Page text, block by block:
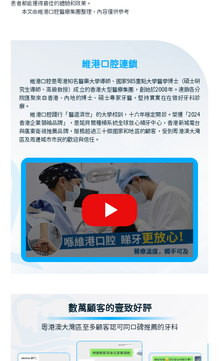
患者都能獲得最佳的體驗和效果。
本文由維港口腔醫療集團整理，內容僅供參考
維港口腔連鎖
維港口腔是粵港知名醫藥大學導師、國家985重點大學醫學博士（碩士研
究生導師、高級教授）成立的香港大型醫療集團，創始於2008年。連鎖各分
院匯聚來自香港、內地的博士、碩士專家牙醫，堅持實實在在做好牙科診
療。
維港口腔踐行「醫道濟世」的大學校訓，十六年穩定開診。榮獲「2024
香港企業領袖品牌」，是諾貝爾種植系統全球放心植牙中心，香港新城電台
與廣東衛視推薦品牌，服務超過三十個國家和地區的顧客，受到粵港澳大灣
區及周邊城市市民的歡迎與信任。
數萬顧客的壹致好評
粵港澳大灣區至多顧客認可同口碑推薦的牙科